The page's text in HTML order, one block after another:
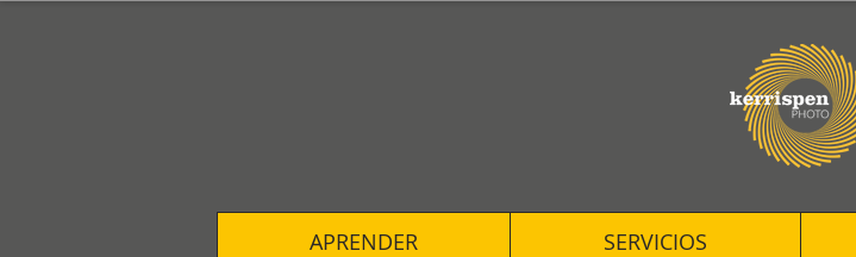
APRENDER SERVICIOS